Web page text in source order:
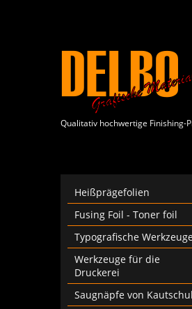
Qualitativ hochwertige Finishing-
Heißprägefolien
Fusing Foil - Toner foil
Typografische
Werkzeuge für die
Druckerei
Saugnäpfe von